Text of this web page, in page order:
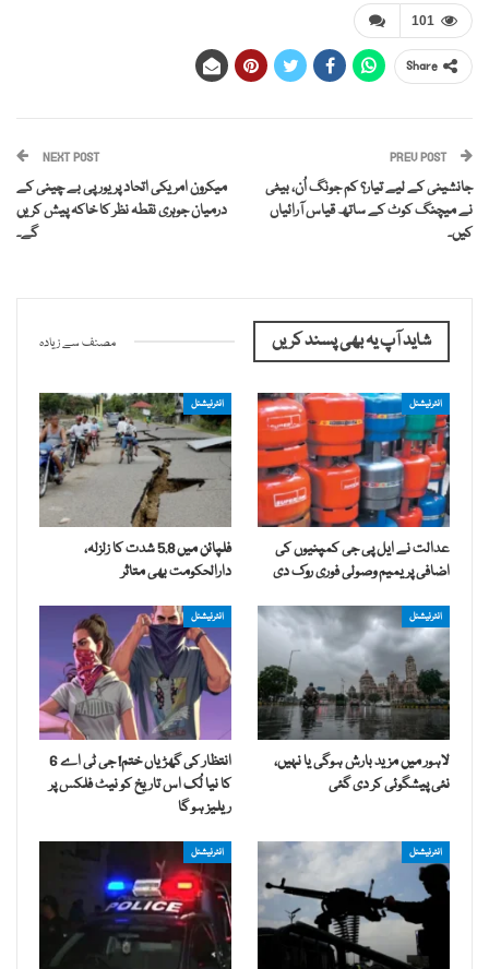
101
Share
PREV POST
جانشینی کے لیے تیار؟ کم جونگ اُن، بیٹی
نے میچنگ کوٹ کے ساتھ قیاس آرائیاں
کیں۔
NEXT POST
میکرون امریکی اتحاد پر یورپی بے چینی کے
درمیان جوہری نقطہ نظر کا خاکہ پیش کریں
گے۔
شاید آپ یہ بھی پسند کریں مصنف سے زیادہ
انٹرنیشنل
عدالت نے ایل پی جی کمپنیوں کی
اضافی پریمیم وصولی فوری روک دی
انٹرنیشنل
فلپائن میں 5.8 شدت کا زلزلہ،
دارالحکومت بھی متاثر
انٹرنیشنل
لاہور میں مزید بارش ہوگی یا نہیں،
نئی پیشگوئی کر دی گئی
انٹرنیشنل
انتظار کی گھڑیاں ختم! جی ٹی اے 6
کا نیا لُک اس تاریخ کو نیٹ فلکس پر
ریلیز ہو گا
انٹرنیشنل انٹرنیشنل